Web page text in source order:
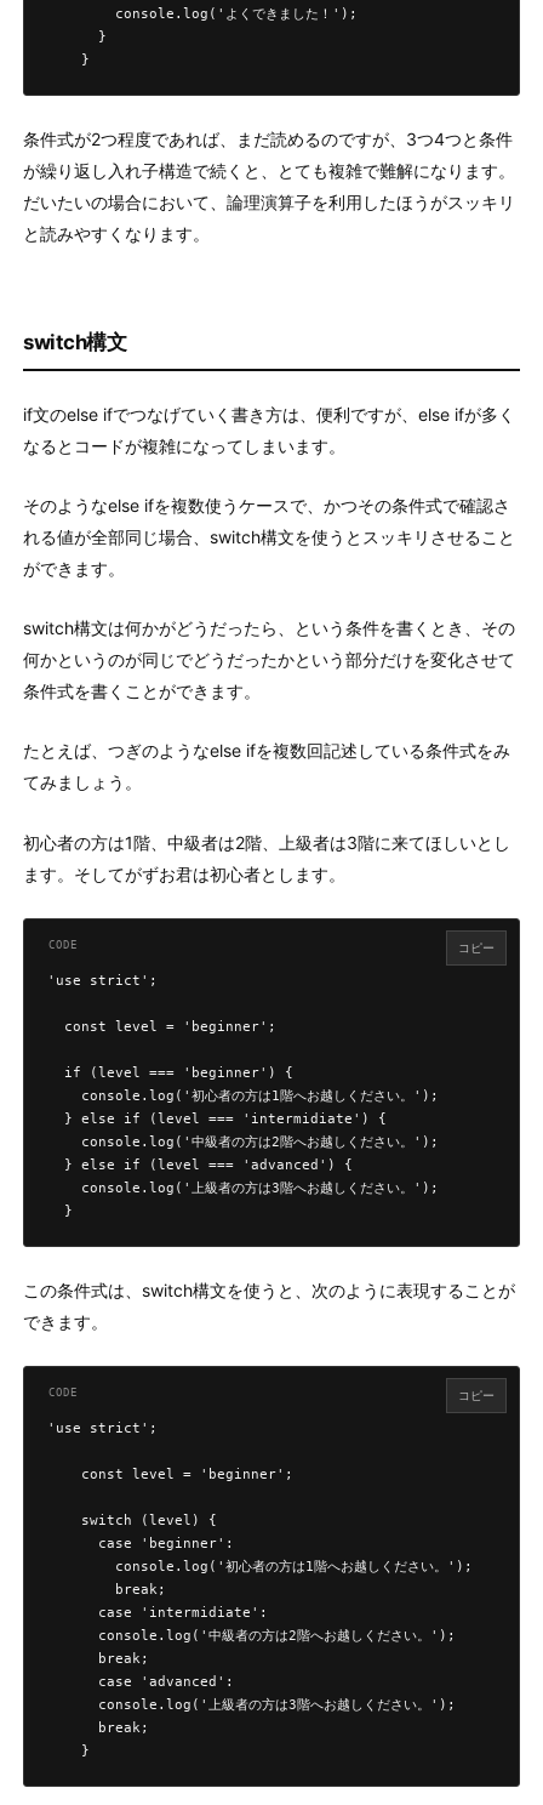
        console.log('よくできました！');
      }
    }
条件式が2つ程度であれば、まだ読めるのですが、3つ4つと条件
が繰り返し入れ子構造で続くと、とても複雑で難解になります。
だいたいの場合において、論理演算子を利用したほうがスッキリ
と読みやすくなります。
switch構文
if文のelse ifでつなげていく書き方は、便利ですが、else ifが多く
なるとコードが複雑になってしまいます。
そのようなelse ifを複数使うケースで、かつその条件式で確認さ
れる値が全部同じ場合、switch構文を使うとスッキリさせること
ができます。
switch構文は何かがどうだったら、という条件を書くとき、その
何かというのが同じでどうだったかという部分だけを変化させて
条件式を書くことができます。
たとえば、つぎのようなelse ifを複数回記述している条件式をみ
てみましょう。
初心者の方は1階、中級者は2階、上級者は3階に来てほしいとし
ます。そしてがずお君は初心者とします。
'use strict';
  const level = 'beginner';
  if (level === 'beginner') {
    console.log('初心者の方は1階へお越しください。');
  } else if (level === 'intermidiate') {
    console.log('中級者の方は2階へお越しください。');
  } else if (level === 'advanced') {
    console.log('上級者の方は3階へお越しください。');
  }
コピー
この条件式は、switch構文を使うと、次のように表現することが
できます。
'use strict';
    const level = 'beginner';
    switch (level) {
      case 'beginner':
        console.log('初心者の方は1階へお越しください。');
        break;
      case 'intermidiate':
      console.log('中級者の方は2階へお越しください。');
      break;
      case 'advanced':
      console.log('上級者の方は3階へお越しください。');
      break;
    }
コピー